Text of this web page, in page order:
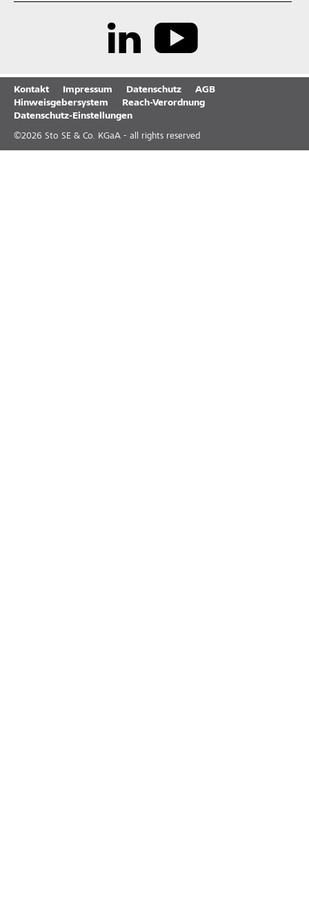
Kontakt Impressum Datenschutz
AGB
Hinweisgebersystem
Reach-Verordnung
Datenschutz-Einstellungen
©2026 Sto SE & Co. KGaA - all rights reserved